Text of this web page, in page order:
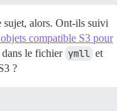
sujet, alors. Ont-ils suivi
compatible S3 pour
dans le fichier ymll et
?